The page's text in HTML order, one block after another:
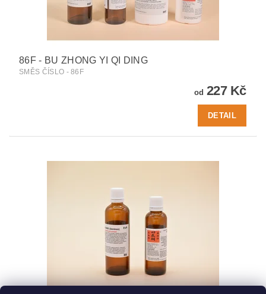
86F - BU ZHONG YI QI DING
SMĚS ČÍSLO - 86F
od 227 Kč
DETAIL